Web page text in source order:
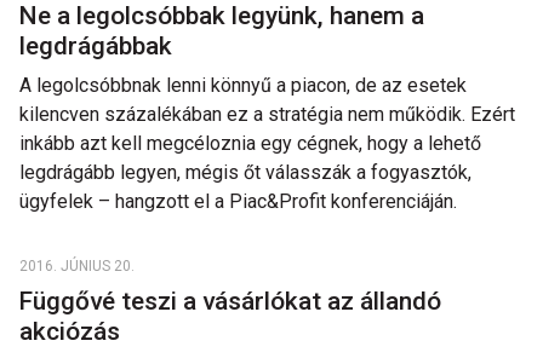
Ne a legolcsóbbak legyünk, hanem a
legdrágábbak
A legolcsóbbnak lenni könnyű a piacon, de az esetek
kilencven százalékában ez a stratégia nem működik. Ezért
inkább azt kell megcéloznia egy cégnek, hogy a lehető
legdrágább legyen, mégis őt válasszák a fogyasztók,
ügyfelek – hangzott el a Piac&Profit konferenciáján.
2016. JÚNIUS 20.
Függővé teszi a vásárlókat az állandó
akciózás